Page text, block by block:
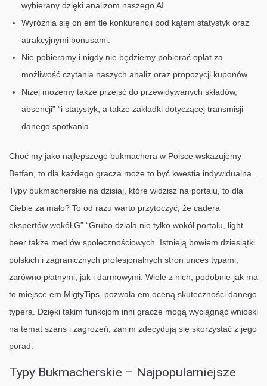
wybierany dzięki analizom naszego AI.
Wyróżnia się on em tle konkurencji pod kątem statystyk oraz
atrakcyjnymi bonusami.
Nie pobieramy i nigdy nie będziemy pobierać opłat za
możliwość czytania naszych analiz oraz propozycji kuponów.
Niżej możemy także przejść do przewidywanych składów,
absencji” “i statystyk, a także zakładki dotyczącej transmisji
danego spotkania.
Choć my jako najlepszego bukmachera w Polsce wskazujemy
Betfan, to dla każdego gracza może to być kwestia indywidualna.
Typy bukmacherskie na dzisiaj, które widzisz na portalu, to dla
Ciebie za mało? To od razu warto przytoczyć, że cadera
ekspertów wokół G” “Grubo działa nie tylko wokół portalu, light
beer także mediów społecznościowych. Istnieją bowiem dziesiątki
polskich i zagranicznych profesjonalnych stron unces typami,
zarówno płatnymi, jak i darmowymi. Wiele z nich, podobnie jak ma
to miejsce em MigtyTips, pozwala em oceną skuteczności danego
typera. Dzięki takim funkcjom inni gracze mogą wyciągnąć wnioski
na temat szans i zagrożeń, zanim zdecydują się skorzystać z jego
porad.
Typy Bukmacherskie – Najpopularniejsze